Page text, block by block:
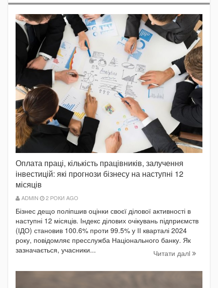
Оплата праці, кількість працівників, залучення
інвестицій: які прогнози бізнесу на наступні 12
місяців
ADMIN 2 РОКИ AGO
Бізнес дещо поліпшив оцінки своєї ділової активності в
наступні 12 місяців. Індекс ділових очікувань підприємств
(ІДО) становив 100.6% проти 99.5% у ІІ кварталі 2024
року, повідомляє пресслужба Національного банку. Як
зазначається, учасники...
Читати далi